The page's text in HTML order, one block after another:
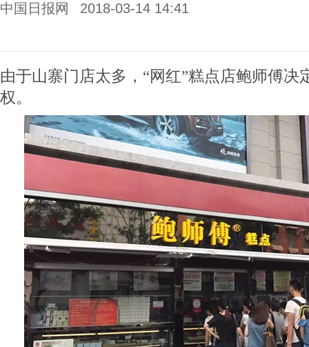
中国日报网 2018-03-14 14:41
由于山寨门店太多，“网红”糕点店鲍师傅决
权。